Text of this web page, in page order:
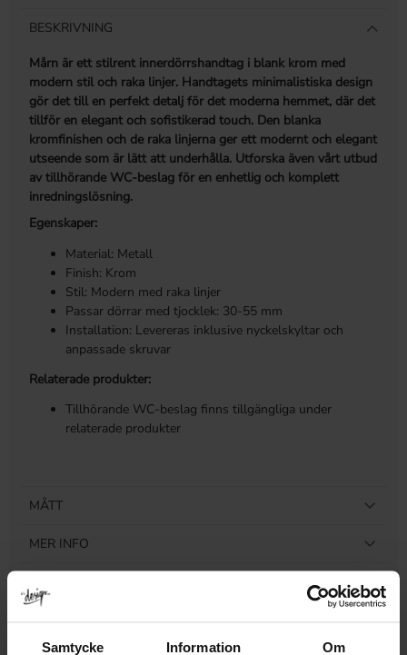
Samtycke Information Om
BESKRIVNING
Mårn är ett stilrent innerdörrshandtag i blank krom med
modern stil och raka linjer. Handtagets minimalistiska design
gör det till en perfekt detalj för det moderna hemmet, där det
tillför en elegant och sofistikerad touch. Den blanka
kromfinishen och de raka linjerna ger ett modernt och elegant
utseende som är lätt att underhålla. Utforska även vårt utbud
av tillhörande WC-beslag för en enhetlig och komplett
inredningslösning.
Egenskaper:
Material: Metall
Finish: Krom
Stil: Modern med raka linjer
Passar dörrar med tjocklek: 30-55 mm
Installation: Levereras inklusive nyckelskyltar och
anpassade skruvar
Relaterade produkter:
Tillhörande WC-beslag finns tillgängliga under
relaterade produkter
MÅTT
MER INFO